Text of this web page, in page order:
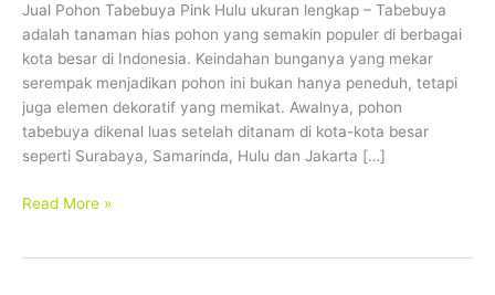
Jual Pohon Tabebuya Pink Hulu ukuran lengkap – Tabebuya
adalah tanaman hias pohon yang semakin populer di berbagai
kota besar di Indonesia. Keindahan bunganya yang mekar
serempak menjadikan pohon ini bukan hanya peneduh, tetapi
juga elemen dekoratif yang memikat. Awalnya, pohon
tabebuya dikenal luas setelah ditanam di kota-kota besar
seperti Surabaya, Samarinda, Hulu dan Jakarta […]
Ukuran
Lengkap,
Siap
Tanam
Read More »